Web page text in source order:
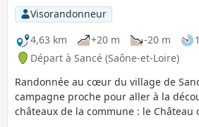
Visorandonneur
4,63 km
+20 m -20 m
Départ à Sancé (Saône-et-Loire)
Randonnée au cœur du village de
campagne proche pour aller à la
châteaux de la commune : le Château